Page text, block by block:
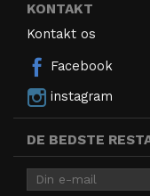
KONTAKT
Kontakt os
Facebook
instagram
DE BEDSTE